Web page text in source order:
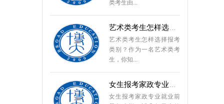
艺术类考生怎样选择报考
类别？作为一名艺术类考
生，你知...
女生报考家政专业就业前
景怎么样？近几年最火的